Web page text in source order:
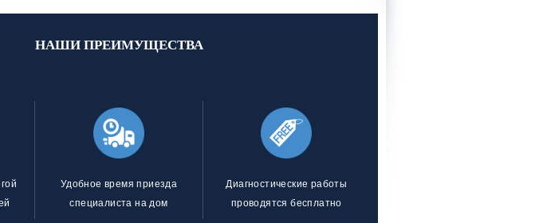
НАШИ ПРЕИМУЩЕСТВА
Удобное время приезда
специалиста на дом
Диагностические работы
проводятся бесплатно